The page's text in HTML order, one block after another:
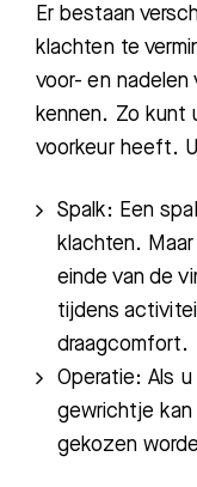
Er bestaan
klachten te
voor- en
kennen. Zo kunt
voorkeur heeft.
Spalk: Een
klachten.
einde van de
tijdens
draagcomfort.
Operatie: Als
gewrichtje kan
gekozen